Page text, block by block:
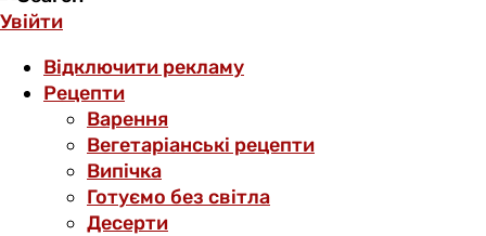
Увійти
Відключити рекламу
Рецепти
Варення
Вегетаріанські рецепти
Випічка
Готуємо без світла
Десерти